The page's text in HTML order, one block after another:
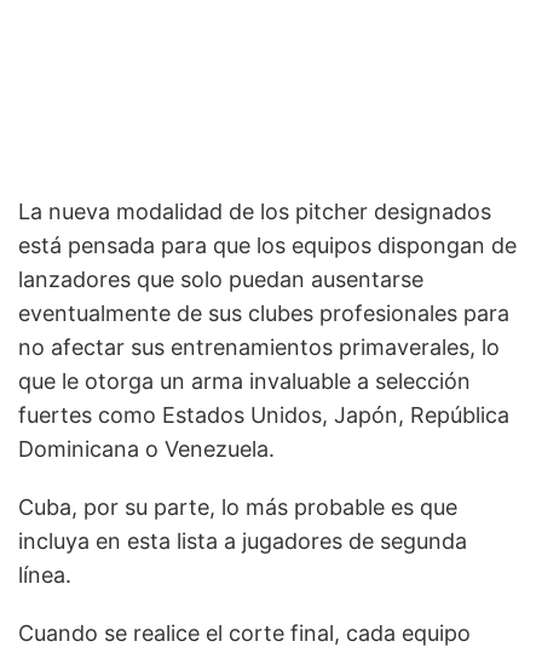
La nueva modalidad de los pitcher designados
está pensada para que los equipos dispongan de
lanzadores que solo puedan ausentarse
eventualmente de sus clubes profesionales para
no afectar sus entrenamientos primaverales, lo
que le otorga un arma invaluable a selección
fuertes como Estados Unidos, Japón, República
Dominicana o Venezuela.
Cuba, por su parte, lo más probable es que
incluya en esta lista a jugadores de segunda
línea.
Cuando se realice el corte final, cada equipo